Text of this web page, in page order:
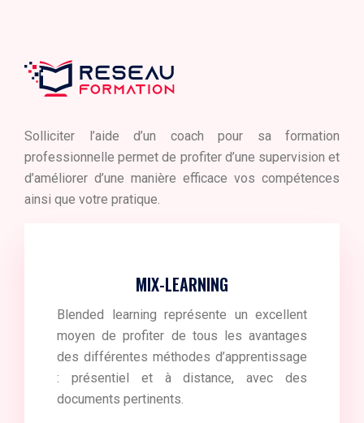
Solliciter l’aide d’un coach pour sa formation
professionnelle permet de profiter d’une supervision et
d’améliorer d’une manière efficace vos compétences
ainsi que votre pratique.
MIX-LEARNING
Blended learning représente un excellent
moyen de profiter de tous les avantages
des différentes méthodes d’apprentissage
: présentiel et à distance, avec des
documents pertinents.